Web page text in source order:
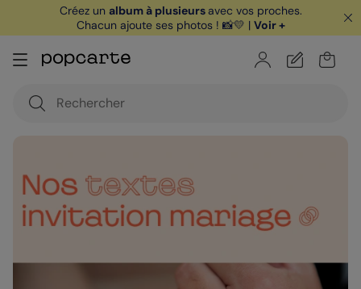
offerte avec le code
je télécharge
Créez un album à plusieursavec vos proches.
Chacun ajoute ses photos ! 📸💛 | Voir +